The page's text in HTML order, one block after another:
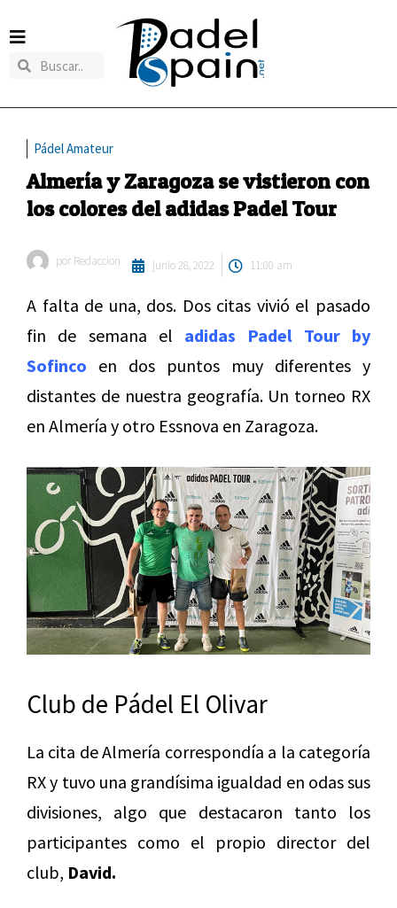
Pádel Amateur
Almería y Zaragoza se vistieron con
los colores del adidas Padel Tour
por Redaccion junio 28, 2022 11:00 am
A falta de una, dos. Dos citas vivió el pasado
fin de semana el adidas Padel Tour by
Sofinco en dos puntos muy diferentes y
distantes de nuestra geografía. Un torneo RX
en Almería y otro Essnova en Zaragoza.
Club de Pádel El Olivar
La cita de Almería correspondía a la categoría
RX y tuvo una grandísima igualdad en odas sus
divisiones, algo que destacaron tanto los
participantes como el propio director del
club, David.